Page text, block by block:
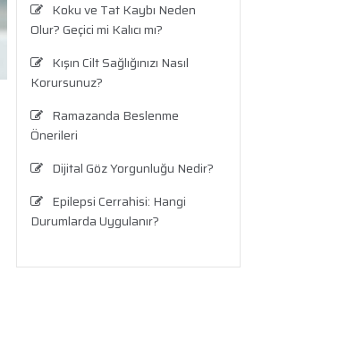
Koku ve Tat Kaybı Neden
Olur? Geçici mi Kalıcı mı?
Kışın Cilt Sağlığınızı Nasıl
Korursunuz?
Ramazanda Beslenme
Önerileri
Dijital Göz Yorgunluğu Nedir?
Epilepsi Cerrahisi: Hangi
Durumlarda Uygulanır?
Zaman Ciddi Bir Durumdur?